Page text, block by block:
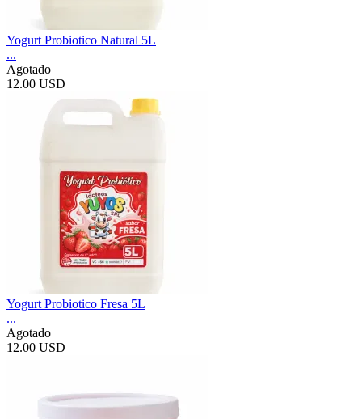
Yogurt Probiotico Natural 5L
...
Agotado
12.00 USD
Yogurt Probiotico Fresa 5L
...
Agotado
12.00 USD